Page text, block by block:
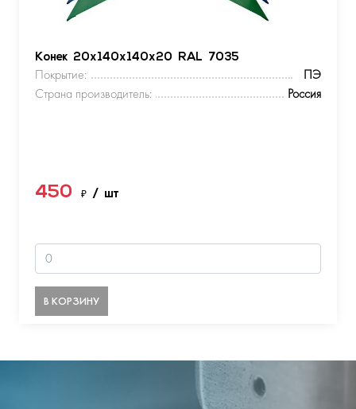
Конек 20х140х140х20 RAL 7035
Покрытие:
ПЭ
Страна производитель:
Россия
450 ₽ / шт
В КОРЗИНУ